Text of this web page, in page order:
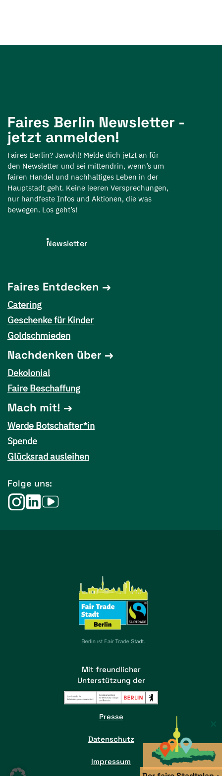
Faires Berlin Newsletter -
jetzt anmelden!
Faires Berlin? Jawohl! Melde dich jetzt an für
den Newsletter und sei mittendrin, wenn’s um
fairen Handel und nachhaltiges Leben in der
Hauptstadt geht. Keine leeren Versprechungen,
nur handfeste Infos und Aktionen, die was
bewegen. Los geht’s!
Newsletter
Faires Entdecken
Catering
Geschenke für Kinder
Goldschmieden
Nachdenken über
Dekolonial
Faire Beschaffung
Mach mit!
Werde Botschafter*in
Spende
Glücksrad ausleihen
Folge uns:
Mit freundlicher
Unterstützung der
Presse
Datenschutz
Impressum